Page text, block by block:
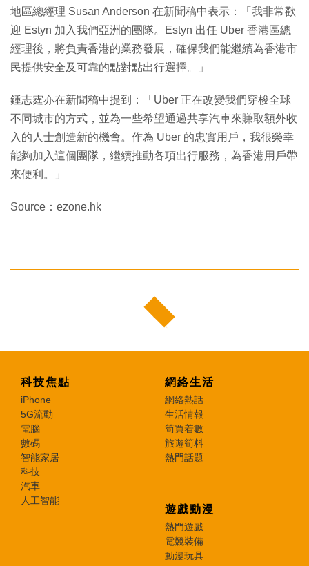
地區總經理 Susan Anderson 在新聞稿中表示：「我非常歡
迎 Estyn 加入我們亞洲的團隊。Estyn 出任 Uber 香港區總
經理後，將負責香港的業務發展，確保我們能繼續為香港市
民提供安全及可靠的點對點出行選擇。」
鍾志霆亦在新聞稿中提到：「Uber 正在改變我們穿梭全球
不同城市的方式，並為一些希望通過共享汽車來賺取額外收
入的人士創造新的機會。作為 Uber 的忠實用戶，我很榮幸
能夠加入這個團隊，繼續推動各項出行服務，為香港用戶帶
來便利。」
Source：ezone.hk
科技焦點
iPhone
5G流動
電腦
數碼
智能家居
科技
汽車
人工智能
網絡生活
網絡熱話
生活情報
筍買着數
旅遊筍料
熱門話題
遊戲動漫
熱門遊戲
電競裝備
動漫玩具